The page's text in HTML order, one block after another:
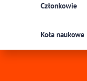
Członkowie
Koła naukowe